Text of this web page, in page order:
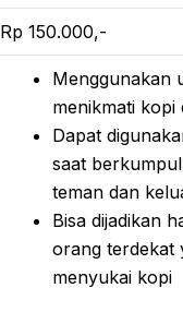
Rp 150.000,-
Menggunakan
menikmati kopi
Dapat
saat
teman dan
Bisa dijadikan
orang terdekat
menyukai kopi